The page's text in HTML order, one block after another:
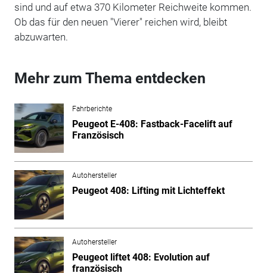
sind und auf etwa 370 Kilometer Reichweite kommen.
Ob das für den neuen "Vierer" reichen wird, bleibt
abzuwarten.
Mehr zum Thema entdecken
Fahrberichte
Peugeot E-408: Fastback-Facelift auf
Französisch
Autohersteller
Peugeot 408: Lifting mit Lichteffekt
Autohersteller
Peugeot liftet 408: Evolution auf
französisch